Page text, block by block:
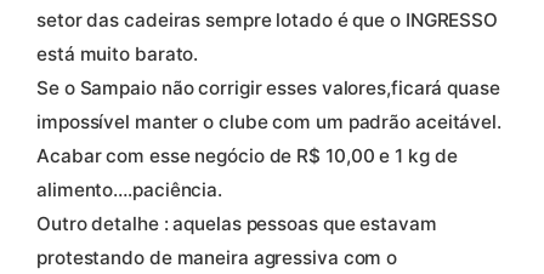
setor das cadeiras sempre lotado é que o INGRESSO
está muito barato.
Se o Sampaio não corrigir esses valores,ficará quase
impossível manter o clube com um padrão aceitável.
Acabar com esse negócio de R$ 10,00 e 1 kg de
alimento….paciência.
Outro detalhe : aquelas pessoas que estavam
protestando de maneira agressiva com o